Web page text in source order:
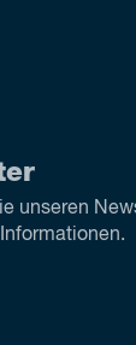
unseren